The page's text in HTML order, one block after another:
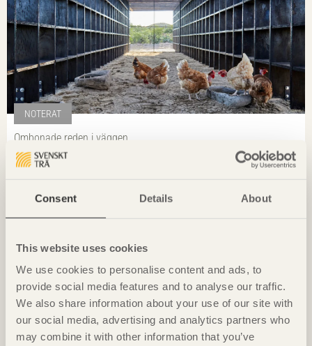
Consent Details About
This website uses cookies
We use cookies to personalise content and ads, to
provide social media features and to analyse our traffic.
We also share information about your use of our site with
our social media, advertising and analytics partners who
may combine it with other information that you’ve
NOTERAT
Ombonade reden i väggen
Casa Wabii Oaxaca, Mexiko av Kengo Kuma & Associates